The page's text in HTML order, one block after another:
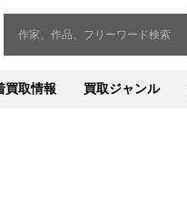
買取情報 買取ジャンル